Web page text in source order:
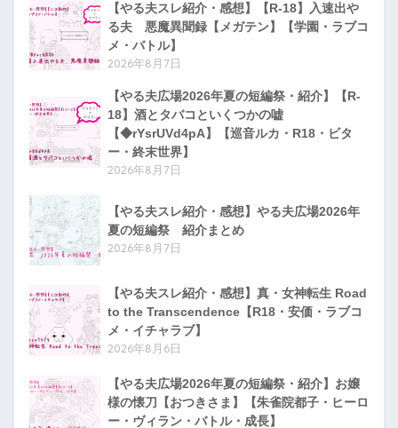
【やる夫スレ紹介・感想】【R-18】入速出や
る夫 悪魔異聞録【メガテン】【学園・ラブコ
メ・バトル】
2026年8月7日
【やる夫広場2026年夏の短編祭・紹介】【R-
18】酒とタバコといくつかの嘘
【◆rYsrUVd4pA】【巡音ルカ・R18・ビタ
ー・終末世界】
2026年8月7日
【やる夫スレ紹介・感想】やる夫広場2026年
夏の短編祭 紹介まとめ
2026年8月7日
【やる夫スレ紹介・感想】真・女神転生 Road
to the Transcendence【R18・安価・ラブコ
メ・イチャラブ】
2026年8月6日
【やる夫広場2026年夏の短編祭・紹介】お嬢
様の懐刀【おつきさま】【朱雀院都子・ヒーロ
ー・ヴィラン・バトル・成長】